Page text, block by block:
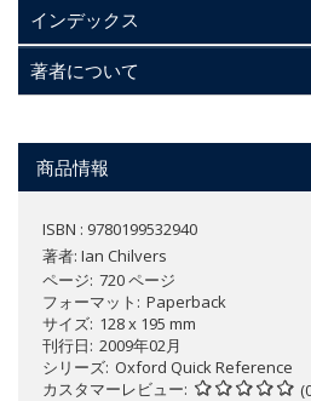
インデックス
著者について
商品情報
ISBN : 9780199532940
著者: Ian Chilvers
ページ 720 ページ
フォーマット
Paperback
サイズ 128 x 195 mm
刊行日 2009年02月
シリーズ Oxford Quick Reference
カスタマーレビュー